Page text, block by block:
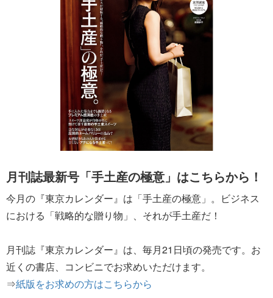
月刊誌最新号「手土産の極意」はこちらから！
今月の『東京カレンダー』は「手土産の極意」。ビジネス
における「戦略的な贈り物」、それが手土産だ！
月刊誌『東京カレンダー』は、毎月21日頃の発売です。お
近くの書店、コンビニでお求めいただけます。
⇒紙版をお求めの方はこちらから